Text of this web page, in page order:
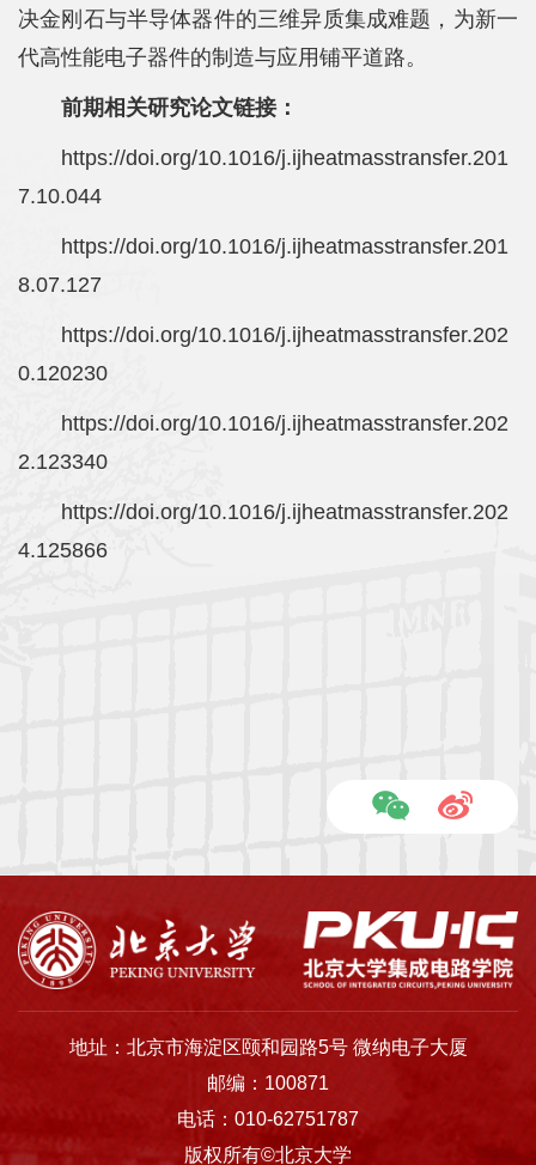
决金刚石与半导体器件的三维异质集成难题，为新一
代高性能电子器件的制造与应用铺平道路。
前期相关研究论文链接：
https://doi.org/10.1016/j.ijheatmasstransfer.201
7.10.044
https://doi.org/10.1016/j.ijheatmasstransfer.201
8.07.127
https://doi.org/10.1016/j.ijheatmasstransfer.202
0.120230
https://doi.org/10.1016/j.ijheatmasstransfer.202
2.123340
https://doi.org/10.1016/j.ijheatmasstransfer.202
4.125866
地址：北京市海淀区颐和园路5号 微纳电子大厦
邮编：100871
电话：010-62751787
版权所有©北京大学